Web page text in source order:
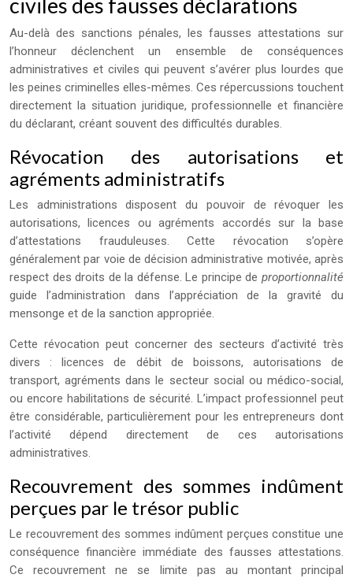
Au-delà des sanctions pénales, les fausses attestations sur
l’honneur déclenchent un ensemble de conséquences
administratives et civiles qui peuvent s’avérer plus lourdes que
les peines criminelles elles-mêmes. Ces répercussions touchent
directement la situation juridique, professionnelle et financière
du déclarant, créant souvent des difficultés durables.
Révocation des autorisations et
agréments administratifs
Les administrations disposent du pouvoir de révoquer les
autorisations, licences ou agréments accordés sur la base
d’attestations frauduleuses. Cette révocation s’opère
généralement par voie de décision administrative motivée, après
respect des droits de la défense. Le principe de proportionnalité
guide l’administration dans l’appréciation de la gravité du
mensonge et de la sanction appropriée.
Cette révocation peut concerner des secteurs d’activité très
divers : licences de débit de boissons, autorisations de
transport, agréments dans le secteur social ou médico-social,
ou encore habilitations de sécurité. L’impact professionnel peut
être considérable, particulièrement pour les entrepreneurs dont
l’activité dépend directement de ces autorisations
administratives.
Recouvrement des sommes indûment
perçues par le trésor public
Le recouvrement des sommes indûment perçues constitue une
conséquence financière immédiate des fausses attestations.
Ce recouvrement ne se limite pas au montant principal